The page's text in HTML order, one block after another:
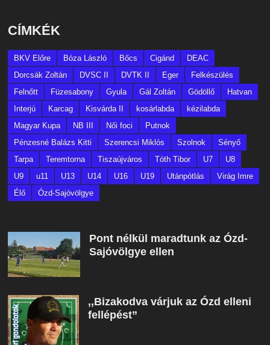
CÍMKÉK
BKV Előre Bóza László Bőcs Cigánd
DEAC
Dorcsák Zoltán
DVSC II DVTK II Eger
Felkészülés
Felnőtt
Füzesabony Gyula Gál Zoltán Gödöllő
Hatvan
Interjú
Karcag Kisvárda II kosárlabda
kézilabda
Magyar Kupa
NB III Női foci
Putnok
Pénzesné Balázs Kitti
Szerencsi Miklós Szolnok
Sényő
Tarpa
Teremtorna Tiszaújváros Tóth Tibor U7
U8
U9
u11 U13 U14 U16 U19 Utánpótlás
Virág Imre
Élő
Ózd-Sajóvölgye
Pont nélkül maradtunk az Ózd-
Sajóvölgye ellen
,,Bizakodva várjuk az Ózd elleni
fellépést”